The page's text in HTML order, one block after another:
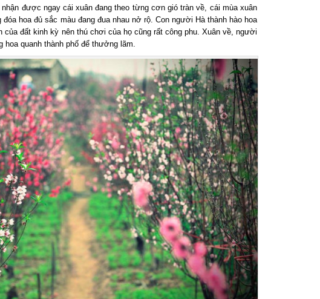
được ngay cái xuân đang theo từng cơn gió tràn về, cái mùa xuân
hoa đủ sắc màu đang đua nhau nở rộ. Con người Hà thành hào hoa
của đất kinh kỳ nên thú chơi của họ cũng rất công phu. Xuân về, người
hoa quanh thành phố để thưởng lãm.